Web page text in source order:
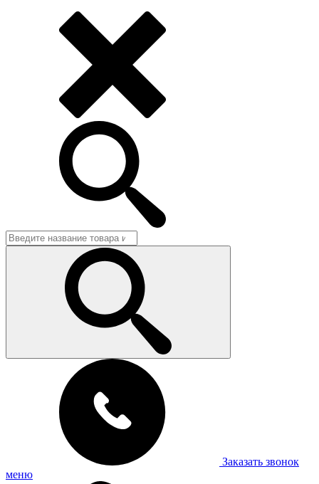
Заказать звонок
меню